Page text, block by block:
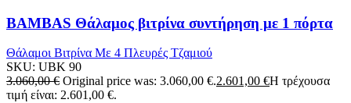
BAMBAS Θάλαμος βιτρίνα συντήρηση με 1 πόρτα
Θάλαμοι Βιτρίνα Με 4 Πλευρές Τζαμιού
SKU: UBK 90
3.060,00€ Original price was: 3.060,00 €.2.601,00 €Η τρέχουσα
τιμή είναι: 2.601,00 €.